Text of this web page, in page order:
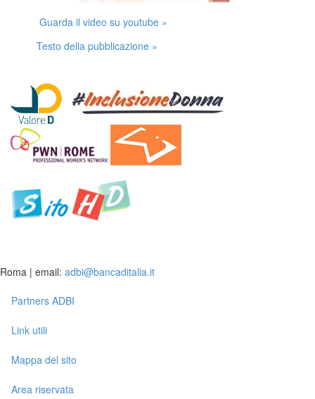
Guarda il video su youtube »
Testo della pubblicazione »
Roma | email: adbi@bancaditalia.it
Partners ADBI
Link utili
Mappa del sito
Area riservata